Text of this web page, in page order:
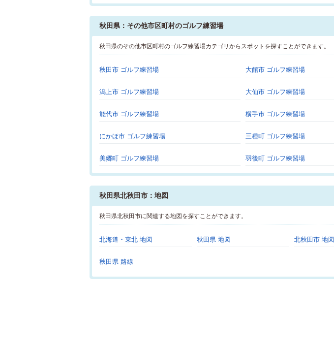
秋田県：その他市区町村のゴルフ練習場
秋田県のその他市区町村のゴルフ練習場カテゴリからスポットを探すことができます。
秋田市 ゴルフ練習場 大館市 ゴルフ練習場
潟上市 ゴルフ練習場 大仙市 ゴルフ練習場
能代市 ゴルフ練習場 横手市 ゴルフ練習場
にかほ市 ゴルフ練習場 三種町 ゴルフ練習場
美郷町 ゴルフ練習場 羽後町 ゴルフ練習場
秋田県北秋田市：地図
秋田県北秋田市に関連する地図を探すことができます。
北海道・東北 地図 秋田県 地図 北秋田市 地図
秋田県 路線